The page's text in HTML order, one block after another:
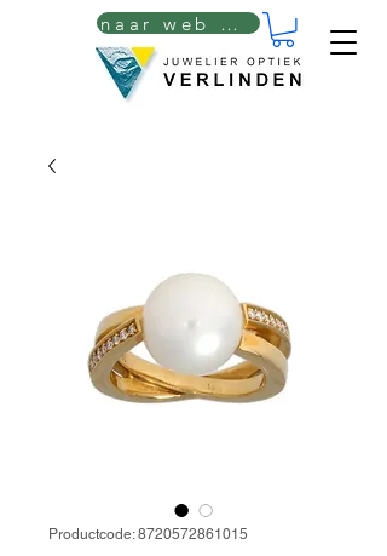
naar web winkel
Productcode: 8720572861015